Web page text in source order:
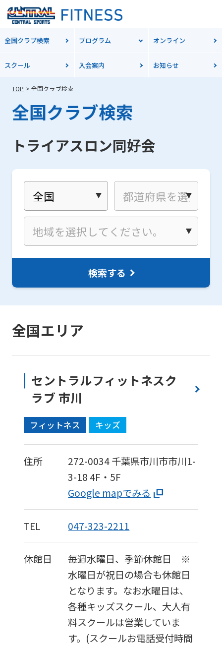
全国クラブ検索 プログラム オンライン
スクール 入会案内 お知らせ
TOP 全国クラブ検索
全国クラブ検索
トライアスロン同好会
検索する
全国エリア
セントラルフィットネスク
ラブ 市川
フィットネス キッズ
住所 272-0034千葉県市川市市川1-
3-18 4F・5F
Google mapでみる
TEL 047-323-2211
休館日
毎週水曜日、季節休館日 ※
水曜日が祝日の場合も休館日
となります。なお水曜日は、
各種キッズスクール、大人有
料スクールは営業していま
す。(スクールお電話受付時間
For
foreigners
Central
Sports
official
website
is
automatically
translated
Click
link
(start
automatic
to
return
to
the
top
page.
However,
if
you
use
an
automatic